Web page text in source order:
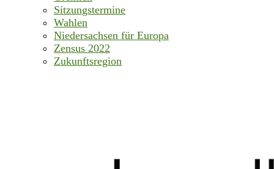
Sitzungstermine
Wahlen
Niedersachsen für Europa
Zensus 2022
Zukunftsregion